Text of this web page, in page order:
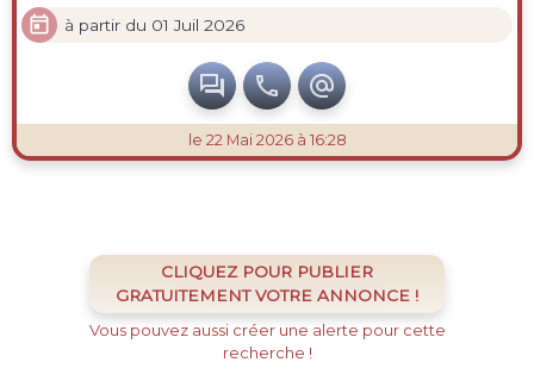
 à partir du 01 Juil 2026
  
le 22 Mai 2026 à 16:28
CLIQUEZ POUR PUBLIER
GRATUITEMENT VOTRE ANNONCE !
Vous pouvez aussi créer une alerte pour cette
recherche !